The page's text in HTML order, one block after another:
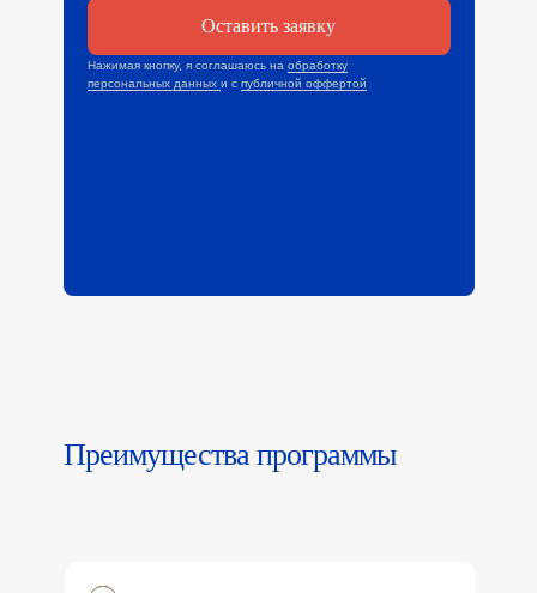
Оставить заявку
Нажимая кнопку, я соглашаюсь на обработку
персональных данных и с публичной оффертой
Преимущества программы